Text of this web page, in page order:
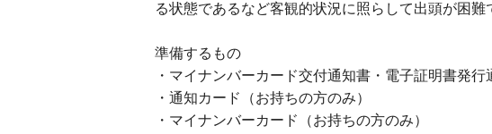
る状態であるなど客観的状況に照らして出頭が困難
準備するもの
・マイナンバーカード交付通知書・電子証明書発行
・通知カード（お持ちの方のみ）
・マイナンバーカード（お持ちの方のみ）